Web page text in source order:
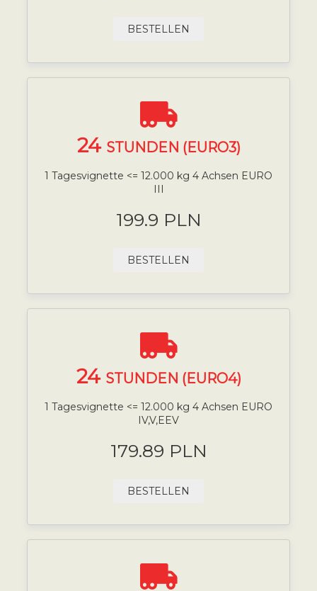
BESTELLEN
24 STUNDEN (EURO3)
1 Tagesvignette <= 12.000 kg 4 Achsen EURO
199.9 PLN
BESTELLEN
24 STUNDEN (EURO4)
1 Tagesvignette <= 12.000 kg 4 Achsen EURO
IV,V,EEV
179.89 PLN
BESTELLEN